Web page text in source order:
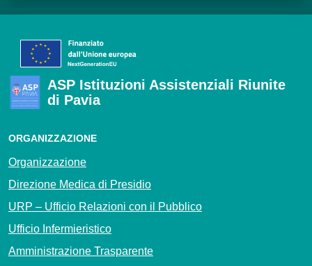
ASP Istituzioni Assistenziali Riunite
di Pavia
ORGANIZZAZIONE
Organizzazione
Direzione Medica di Presidio
URP – Ufficio Relazioni con il Pubblico
Ufficio Infermieristico
Amministrazione Trasparente